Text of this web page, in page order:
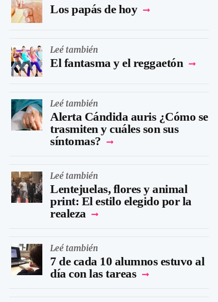
Los papás de hoy
Leé también
El fantasma y el reggaetón
Leé también
Alerta Cándida auris ¿Cómo se
trasmiten y cuáles son sus
síntomas?
Leé también
Lentejuelas, flores y animal
print: El estilo elegido por la
realeza
Leé también
7 de cada 10 alumnos estuvo al
día con las tareas